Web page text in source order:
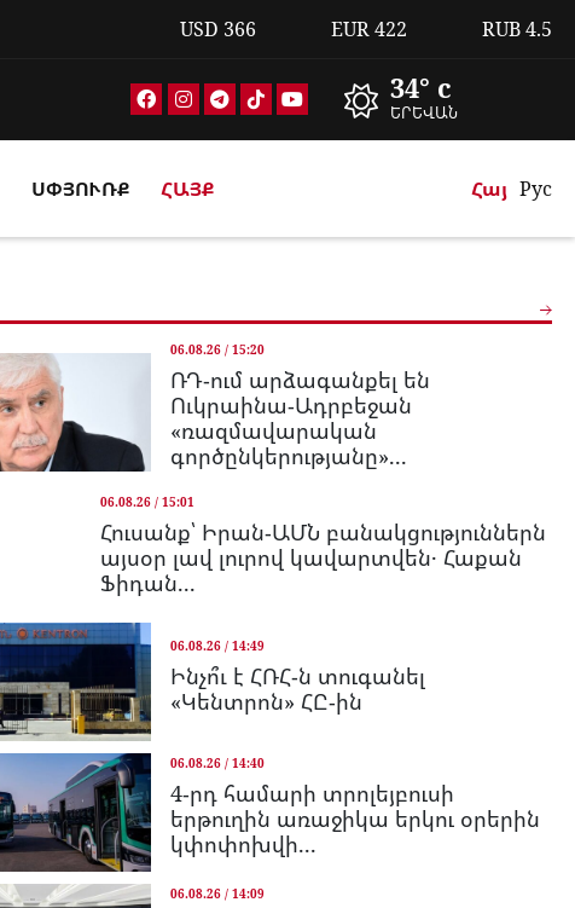
USD 366 EUR422 RUB4.5
34° c
ԵՐԵՎԱՆ
ՍՓՅՈՒՌՔ ՀԱՅՔ Հայ Рус
06.08.26 / 15:20
ՌԴ-ում արձագանքել են
Ուկրաինա-Ադրբեջան
«ռազմավարական
գործընկերությանը»...
06.08.26 / 15:01
Հուսանք՝ Իրան-ԱՄՆ բանակցություններն
այսօր լավ լուրով կավարտվեն․ Հաքան
Ֆիդան...
06.08.26 / 14:49
Ինչո՞ւ է ՀՌՀ-ն տուգանել
«Կենտրոն» ՀԸ-ին
06.08.26 / 14:40
4-րդ համարի տրոլեյբուսի
երթուղին առաջիկա երկու օրերին
կփոփոխվի...
06.08.26 / 14:09